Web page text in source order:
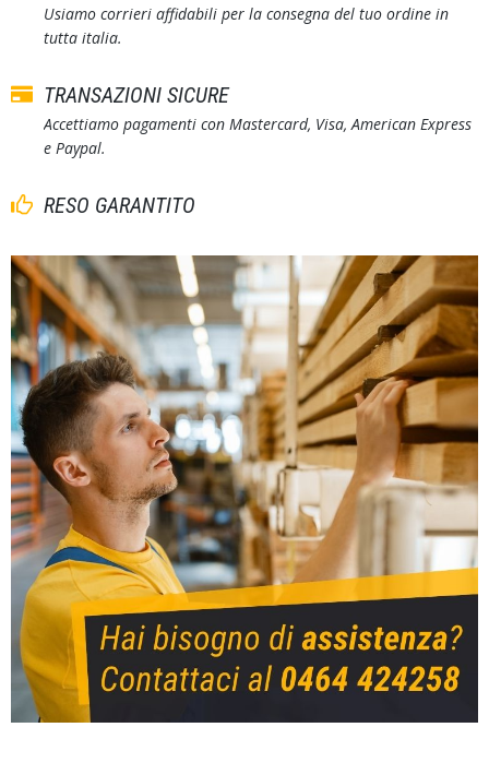
Usiamo corrieri affidabili per la consegna del tuo ordine in
tutta italia.
TRANSAZIONI SICURE
Accettiamo pagamenti con Mastercard, Visa, American Express
e Paypal.
RESO GARANTITO